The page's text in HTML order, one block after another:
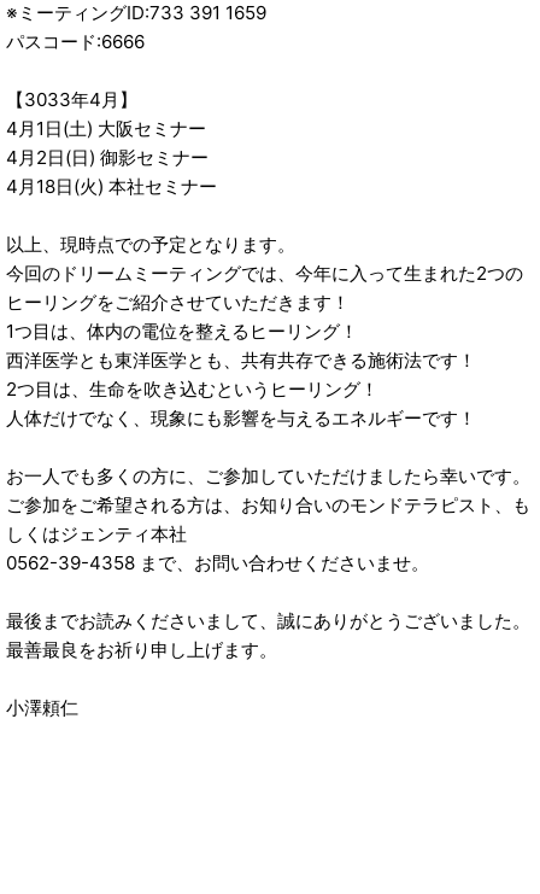
※ミーティングID:733 391 1659
パスコード:6666
【3033年4月】
4月1日(土) 大阪セミナー
4月2日(日) 御影セミナー
4月18日(火) 本社セミナー
以上、現時点での予定となります。
今回のドリームミーティングでは、今年に入って生まれた2つの
ヒーリングをご紹介させていただきます！
1つ目は、体内の電位を整えるヒーリング！
西洋医学とも東洋医学とも、共有共存できる施術法です！
2つ目は、生命を吹き込むというヒーリング！
人体だけでなく、現象にも影響を与えるエネルギーです！
お一人でも多くの方に、ご参加していただけましたら幸いです。
ご参加をご希望される方は、お知り合いのモンドテラピスト、も
しくはジェンティ本社
0562-39-4358 まで、お問い合わせくださいませ。
最後までお読みくださいまして、誠にありがとうございました。
最善最良をお祈り申し上げます。
小澤頼仁